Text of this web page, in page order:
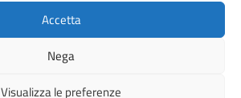
Accetta
Nega
Visualizza le preferenze